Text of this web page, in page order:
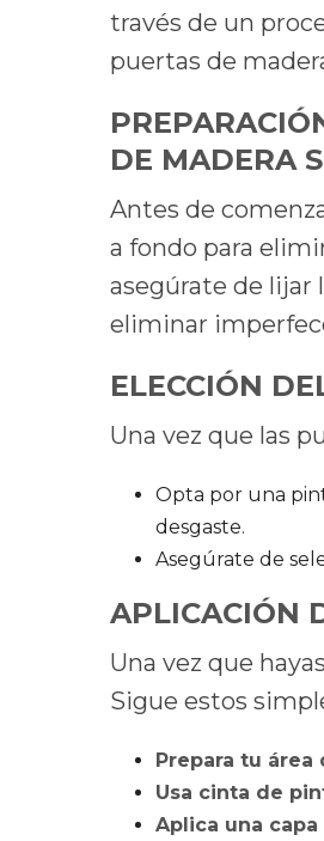
través de un
puertas de
DE MADERA
Antes de
a fondo para
asegúrate de lijar
eliminar
ELECCIÓN
Una vez que las
Opta por una
desgaste.
Asegúrate de
APLICACIÓN
Una vez que
Sigue estos
Prepara tu área
Usa cinta de
Aplica una capa